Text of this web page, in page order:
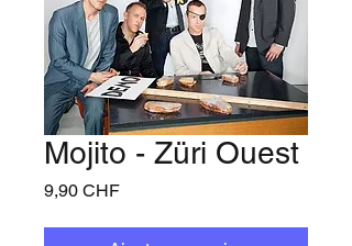
Mojito - Züri Ouest
9,90 CHFPrix